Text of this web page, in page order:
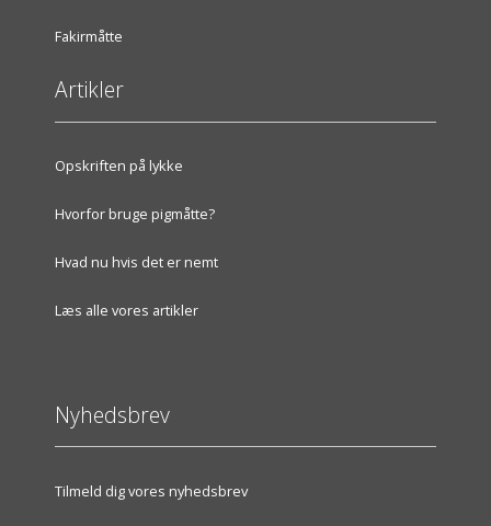
Fakirmåtte
Artikler
Opskriften på lykke
Hvorfor bruge pigmåtte?
Hvad nu hvis det er nemt
Læs alle vores artikler
Nyhedsbrev
Tilmeld dig vores nyhedsbrev